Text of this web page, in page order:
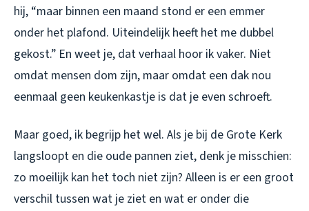
hij, “maar binnen een maand stond er een emmer
onder het plafond. Uiteindelijk heeft het me dubbel
gekost.” En weet je, dat verhaal hoor ik vaker. Niet
omdat mensen dom zijn, maar omdat een dak nou
eenmaal geen keukenkastje is dat je even schroeft.
Maar goed, ik begrijp het wel. Als je bij de Grote Kerk
langsloopt en die oude pannen ziet, denk je misschien:
zo moeilijk kan het toch niet zijn? Alleen is er een groot
verschil tussen wat je ziet en wat er onder die